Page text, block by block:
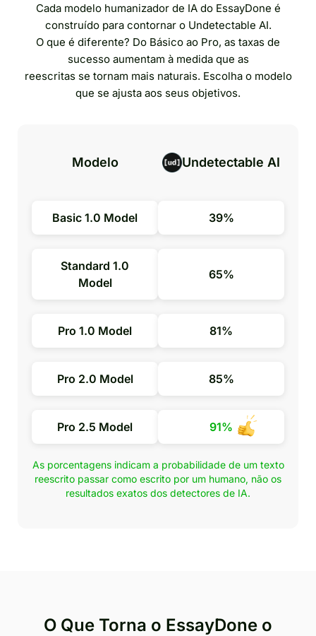
Cada modelo humanizador de IA do EssayDone é
construído para contornar o Undetectable AI.
O que é diferente? Do Básico ao Pro, as taxas de
sucesso aumentam à medida que as
reescritas se tornam mais naturais. Escolha o modelo
que se ajusta aos seus objetivos.
Modelo Undetectable AI
Basic 1.0 Model 39%
Standard 1.0
Model
65%
Pro 1.0 Model 81%
Pro 2.0 Model 85%
Pro 2.5 Model 91%
As porcentagens indicam a probabilidade de um texto
reescrito passar como escrito por um humano, não os
resultados exatos dos detectores de IA.
O Que Torna o EssayDone o